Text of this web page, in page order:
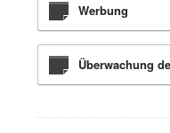
Werbung
Überwachung